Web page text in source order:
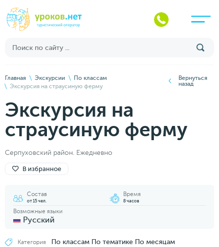
Главная Экскурсии
По классам
Экскурсия на страусиную ферму
Вернуться
назад
Экскурсия на
страусиную ферму
Серпуховский район. Ежедневно
В избранное
Состав
от 15 чел.
Время
8 часов
Возможные языки
Русский
Категория По классам По тематике По месяцам